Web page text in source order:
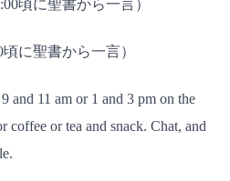
頃に聖書から一言）
に聖書から一言）
and 11 am or 1 and 3 pm on the
coffee or tea and snack. Chat, and